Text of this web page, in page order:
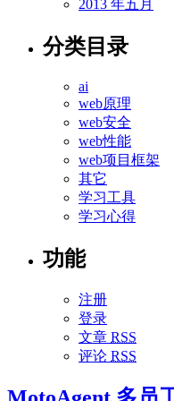
2013 年五月
分类目录
ai
web原理
web安全
web性能
web项目框架
其它
学习工具
学习心得
功能
注册
登录
文章 RSS
评论 RSS